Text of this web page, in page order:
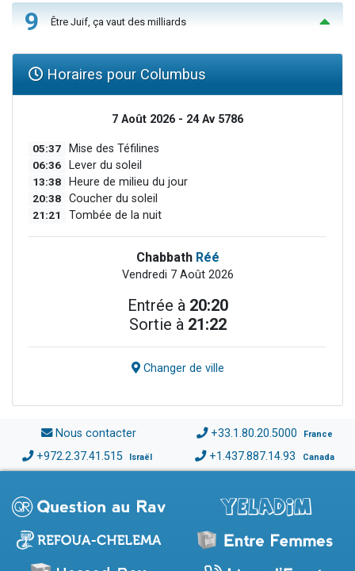
9 Être Juif, ça vaut des milliards
Horaires pour Columbus
7 Août 2026 - 24 Av 5786
05:37 Mise des Téfilines
06:36 Lever du soleil
13:38 Heure de milieu du jour
20:38 Coucher du soleil
21:21 Tombée de la nuit
Chabbath Réé
Vendredi 7 Août 2026
Entrée à 20:20
Sortie à 21:22
Changer de ville
Nous contacter +33.1.80.20.5000 France
+972.2.37.41.515 Israël +1.437.887.14.93 Canada